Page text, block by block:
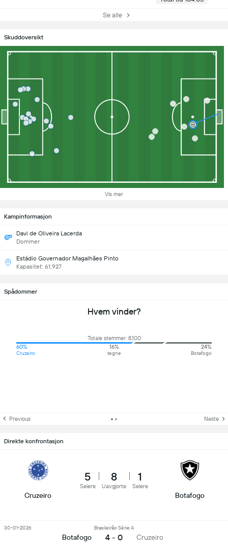
Se alle
Skuddoversikt
Vis mer
Kampinformasjon
Davi de Oliveira Lacerda
Dommer
Estádio Governador Magalhães Pinto
Kapasitet: 61,927
Spådommer
Hvem vinder?
Totale stemmer: 8,100
60%
Cruzeiro
16%
tegne
24%
Botafogo
Previous Neste
Direkte konfrontasjon
Cruzeiro
5
Seiere
8
Uavgjorte
1
Seiere
Botafogo
Botafogo
Brasileirão Série A
4 - 0 Cruzeiro
30-01-2026